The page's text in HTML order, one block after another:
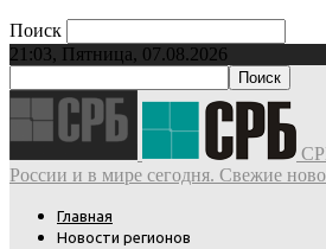
Поиск
21:03, Пятница, 07.08.2026
России и в мире сегодня. Свежие
Главная
Новости регионов